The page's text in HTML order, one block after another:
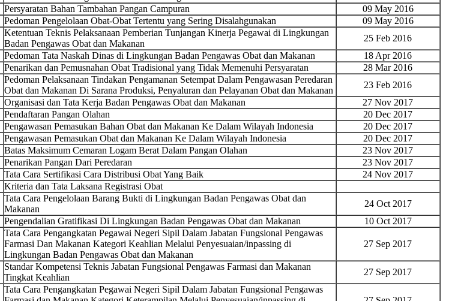
Persyaratan Bahan Tambahan Pangan Campuran
09 May 2016
Pedoman Pengelolaan Obat-Obat Tertentu yang Sering Disalahgunakan
09 May 2016
Ketentuan Teknis Pelaksanaan Pemberian Tunjangan Kinerja Pegawai di Lingkungan
Badan Pengawas Obat dan Makanan
25 Feb 2016
Pedoman Tata Naskah Dinas di Lingkungan Badan Pengawas Obat dan Makanan
18 Apr 2016
Penarikan dan Pemusnahan Obat Tradisional yang Tidak Memenuhi Persyaratan
28 Mar 2016
Pedoman Pelaksanaan Tindakan Pengamanan Setempat Dalam Pengawasan Peredaran
Obat dan Makanan Di Sarana Produksi, Penyaluran dan Pelayanan Obat dan Makanan
23 Feb 2016
Organisasi dan Tata Kerja Badan Pengawas Obat dan Makanan
27 Nov 2017
Pendaftaran Pangan Olahan
20 Dec 2017
Pengawasan Pemasukan Bahan Obat dan Makanan Ke Dalam Wilayah Indonesia
20 Dec 2017
Pengawasan Pemasukan Obat dan Makanan Ke Dalam Wilayah Indonesia
20 Dec 2017
Batas Maksimum Cemaran Logam Berat Dalam Pangan Olahan
23 Nov 2017
Penarikan Pangan Dari Peredaran
23 Nov 2017
Tata Cara Sertifikasi Cara Distribusi Obat Yang Baik
24 Nov 2017
Kriteria dan Tata Laksana Registrasi Obat
Tata Cara Pengelolaan Barang Bukti di Lingkungan Badan Pengawas Obat dan
Makanan
24 Oct 2017
Pengendalian Gratifikasi Di Lingkungan Badan Pengawas Obat dan Makanan 10 Oct 2017
Tata Cara Pengangkatan Pegawai Negeri Sipil Dalam Jabatan Fungsional Pengawas
Farmasi Dan Makanan Kategori Keahlian Melalui Penyesuaian/inpassing di
Lingkungan Badan Pengawas Obat dan Makanan
27 Sep 2017
Standar Kompetensi Teknis Jabatan Fungsional Pengawas Farmasi dan Makanan
Tingkat Keahlian
27 Sep 2017
Tata Cara Pengangkatan Pegawai Negeri Sipil Dalam Jabatan Fungsional Pengawas